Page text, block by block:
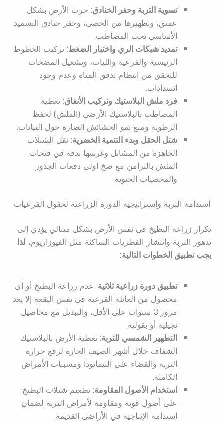
تسوية التربة وحفر الخنادق: حرث الأرض بشكل
عميق، وتطهيرها من الحصى، وحفر خنادق التسميد
الأساسي تحت المصاطب.
تمديد شبكات الري واختبار الضغط: تركيب الخطوط
الرئيسية والفرعية والليات، وتشغيل المضخات
للتحقق من انتظام تدفق المياه وعدم وجود
انسدادات.
فرد ملش البلاستيك وتركيب الأنفاق: تغطية
المصاطب بالبلاستيك الأرضي (الملش) لحفظ
الرطوبة ومنع نمو الحشائش الضارة حول النباتات.
شتل الحقل وبدء التنمية الخضرية: نقل الشتلات
الجاهزة من المشاتل وغرسها بدقة في فتحات
الملش بالتزامن مع ضخ أولى دفعات الجذور
والمخصبات الحيوية.
استدامة التربة وإستراتيجية الدورة الزراعية لحقول القرعيات
تكرار زراعة البطيخ في نفس الأرض بشكل متتالي يؤدي إلى
تدهور التربة وانتشار الفطريات الساكنة مثل الفيوزاريوم، لذا
يجب تطبيق الخطوات التالية:
تطبيق دورة زراعية ثلاثية: عدم زراعة البطيخ أو أي
محصول من العائلة القرعية في نفس البقعة إلا بعد
مرور 3 سنوات على الأقل، والتبديل مع محاصيل
نجيلية أو بقولية.
التطهير الشمسي للتربة: تغطية الأرض بالبلاستيك
الشفاف خلال أشهر الصيف الحارة لرفع حرارة
التربة والقضاء على النيماتودا ومسببات الأمراض
الكامنة.
استخدام الأصول المقاومة: تطعيم شتلات البطيخ
على أصول قوية ومقاومة لأمراض التربة لضمان
استدامة الإنتاجية في الأراضي القديمة.